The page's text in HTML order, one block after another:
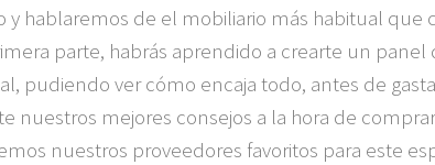
y hablaremos de el mobiliario más habitual que
parte, habrás aprendido a crearte un
pudiendo ver cómo encaja todo, antes de
nuestros mejores consejos a la hora de
nuestros proveedores favoritos para este